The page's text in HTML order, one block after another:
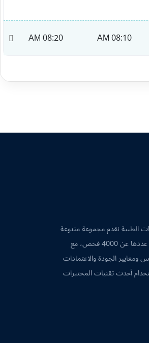
08:10 AM
08:20 AM
نقدم مجموعة متنوعة
من الفحوصات والتي تزيد عددها عن 4000 فحص، مع
ومعايير الجودة والاعتمادات
أحدث تقنيات المختبرات